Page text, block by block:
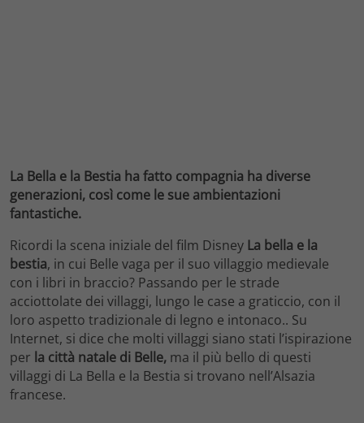
La Bella e la Bestia ha fatto compagnia ha diverse
generazioni, così come le sue ambientazioni
fantastiche.
Ricordi la scena iniziale del film Disney La bella e la
bestia, in cui Belle vaga per il suo villaggio medievale
con i libri in braccio? Passando per le strade
acciottolate dei villaggi, lungo le case a graticcio, con il
loro aspetto tradizionale di legno e intonaco.. Su
Internet, si dice che molti villaggi siano stati l’ispirazione
per la città natale di Belle, ma il più bello di questi
villaggi di La Bella e la Bestia si trovano nell’Alsazia
francese.